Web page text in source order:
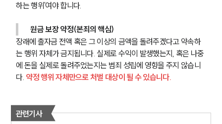
하는 행위'여야 합니다.
원금 보장 약정(본죄의 핵심)
장래에 출자금 전액 혹은 그 이상의 금액을 돌려주겠다고 약속하
는 행위 자체가 금지됩니다. 실제로 수익이 발생했는지, 혹은 나중
에 돈을 실제로 돌려주었는지는 범죄 성립에 영향을 주지 않습니
다. 약정 행위 자체만으로 처벌 대상이 될 수 있습니다.
관련기사